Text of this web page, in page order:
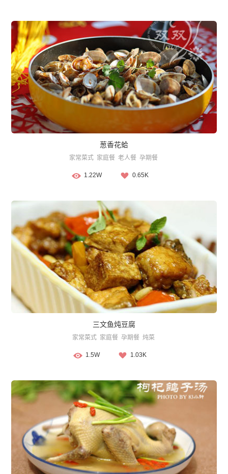
葱香花蛤
家常菜式 家庭餐 老人餐 孕期餐
1.22W 0.65K
三文鱼炖豆腐
家常菜式 家庭餐 孕期餐 炖菜
1.5W 1.03K